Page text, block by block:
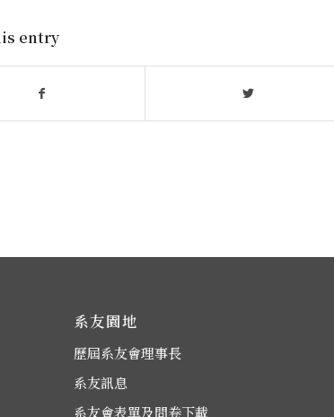
entry
系友園地
歷屆系友會理事長
系友訊息
系友會表單及問卷下載